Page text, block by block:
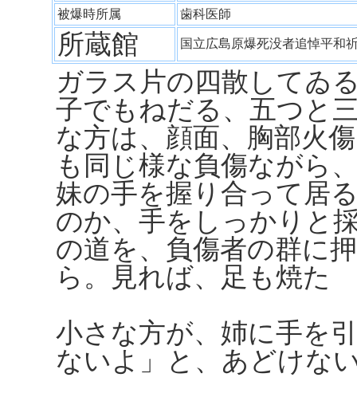
被爆時所属 歯科医師
所蔵館 国立広島原爆死没者追悼平
ガラス片の四散してゐ
子でもねだる、五つと
な方は、顔面、胸部火
も同じ様な負傷ながら
妹の手を握り合って居
のか、手をしっかりと
の道を、負傷者の群に
ら。見れば、足も焼た
小さな方が、姉に手を
ないよ」と、あどけな